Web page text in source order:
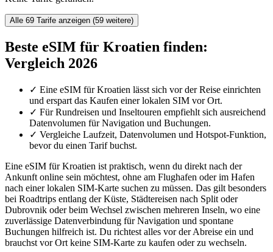
Alle 69 Tarife anzeigen (59 weitere)
Beste eSIM für Kroatien finden:
Vergleich 2026
✓ Eine eSIM für Kroatien lässt sich vor der Reise einrichten
und erspart das Kaufen einer lokalen SIM vor Ort.
✓ Für Rundreisen und Inseltouren empfiehlt sich ausreichend
Datenvolumen für Navigation und Buchungen.
✓ Vergleiche Laufzeit, Datenvolumen und Hotspot-Funktion,
bevor du einen Tarif buchst.
Eine eSIM für Kroatien ist praktisch, wenn du direkt nach der
Ankunft online sein möchtest, ohne am Flughafen oder im Hafen
nach einer lokalen SIM-Karte suchen zu müssen. Das gilt besonders
bei Roadtrips entlang der Küste, Städtereisen nach Split oder
Dubrovnik oder beim Wechsel zwischen mehreren Inseln, wo eine
zuverlässige Datenverbindung für Navigation und spontane
Buchungen hilfreich ist. Du richtest alles vor der Abreise ein und
brauchst vor Ort keine SIM-Karte zu kaufen oder zu wechseln.